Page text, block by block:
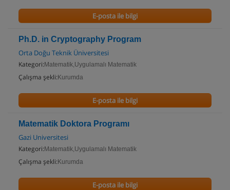
E-posta ile bilgi
Ph.D. in Cryptography Program
Orta Doğu Teknik Üniversitesi
Kategori: Matematik,Uygulamalı Matematik
Çalışma şekli: Kurumda
E-posta ile bilgi
Matematik Doktora Programı
Gazi Universitesi
Kategori: Matematik,Uygulamalı Matematik
Çalışma şekli: Kurumda
E-posta ile bilgi